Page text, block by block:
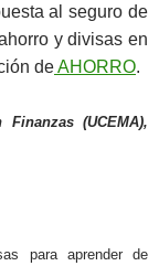
al seguro de
y divisas en
deAHORRO.
(UCEMA),
para aprender de